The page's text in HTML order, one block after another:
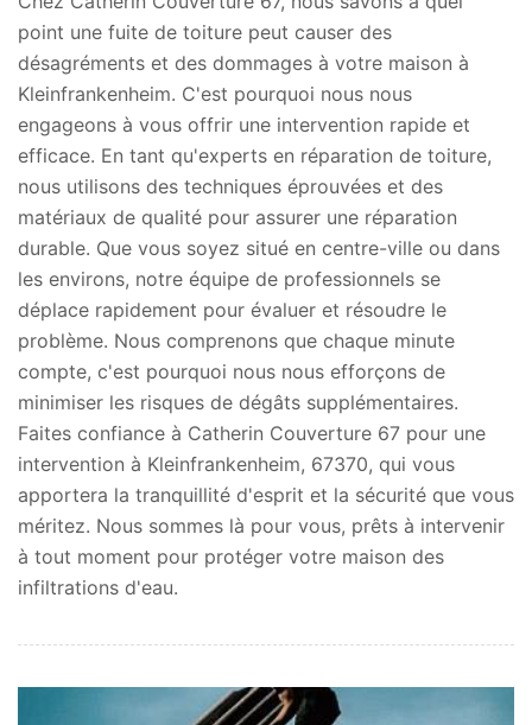
point une fuite de toiture peut causer des
désagréments et des dommages à votre maison à
Kleinfrankenheim. C'est pourquoi nous nous
engageons à vous offrir une intervention rapide et
efficace. En tant qu'experts en réparation de toiture,
nous utilisons des techniques éprouvées et des
matériaux de qualité pour assurer une réparation
durable. Que vous soyez situé en centre-ville ou dans
les environs, notre équipe de professionnels se
déplace rapidement pour évaluer et résoudre le
problème. Nous comprenons que chaque minute
compte, c'est pourquoi nous nous efforçons de
minimiser les risques de dégâts supplémentaires.
Faites confiance à Catherin Couverture 67 pour une
intervention à Kleinfrankenheim, 67370, qui vous
apportera la tranquillité d'esprit et la sécurité que vous
méritez. Nous sommes là pour vous, prêts à intervenir
à tout moment pour protéger votre maison des
infiltrations d'eau.